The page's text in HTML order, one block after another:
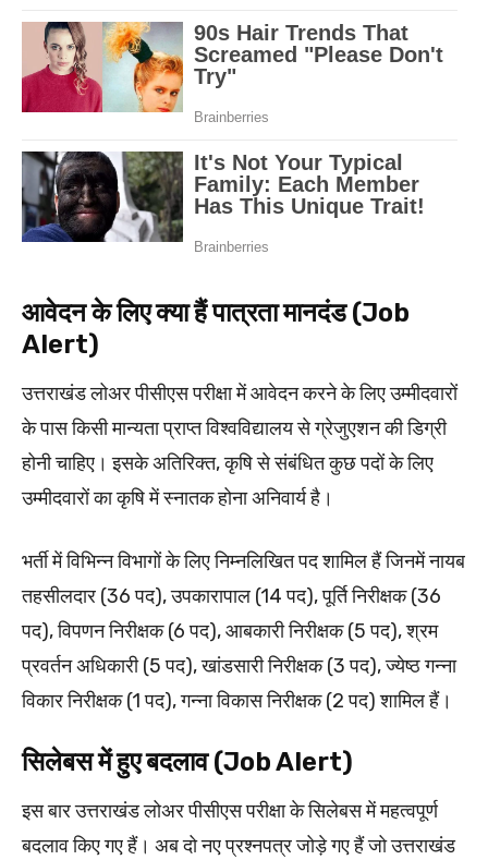
आवेदन के लिए क्या हैं पात्रता मानदंड (Job
Alert)
उत्तराखंड लोअर पीसीएस परीक्षा में आवेदन करने के लिए उम्मीदवारों
के पास किसी मान्यता प्राप्त विश्वविद्यालय से ग्रेजुएशन की डिग्री
होनी चाहिए। इसके अतिरिक्त, कृषि से संबंधित कुछ पदों के लिए
उम्मीदवारों का कृषि में स्नातक होना अनिवार्य है।
भर्ती में विभिन्न विभागों के लिए निम्नलिखित पद शामिल हैं जिनमें नायब
तहसीलदार (36 पद), उपकारापाल (14 पद), पूर्ति निरीक्षक (36
पद), विपणन निरीक्षक (6 पद), आबकारी निरीक्षक (5 पद), श्रम
प्रवर्तन अधिकारी (5 पद), खांडसारी निरीक्षक (3 पद), ज्येष्ठ गन्ना
विकार निरीक्षक (1 पद), गन्ना विकास निरीक्षक (2 पद) शामिल हैं।
सिलेबस में हुए बदलाव (Job Alert)
इस बार उत्तराखंड लोअर पीसीएस परीक्षा के सिलेबस में महत्वपूर्ण
बदलाव किए गए हैं। अब दो नए प्रश्नपत्र जोड़े गए हैं जो उत्तराखंड